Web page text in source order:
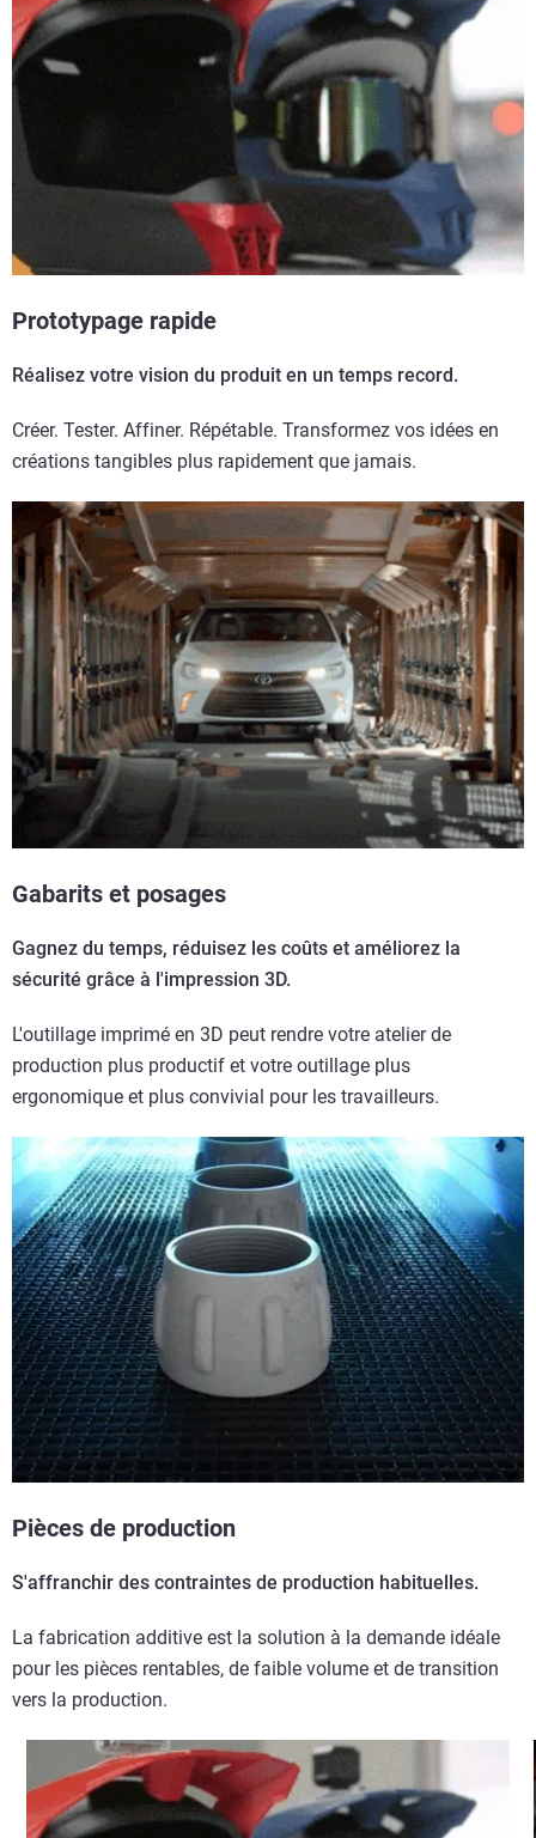
Prototypage rapide
Réalisez votre vision du produit en un temps record.
Créer. Tester. Affiner. Répétable. Transformez vos idées en
créations tangibles plus rapidement que jamais.
Gabarits et posages
Gagnez du temps, réduisez les coûts et améliorez la
sécurité grâce à l'impression 3D.
L'outillage imprimé en 3D peut rendre votre atelier de
production plus productif et votre outillage plus
ergonomique et plus convivial pour les travailleurs.
Pièces de production
S'affranchir des contraintes de production habituelles.
La fabrication additive est la solution à la demande idéale
pour les pièces rentables, de faible volume et de transition
vers la production.